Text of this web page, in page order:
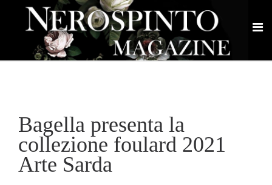
Bagella presenta la
collezione foulard 2021
Arte Sarda